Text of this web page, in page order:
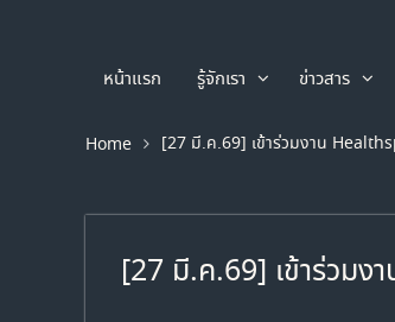
หน้าแรก รู้จักเรา ข่าวสาร
Home [27 มี.ค.69] เข้าร่วมงาน
[27 มี.ค.69] เข้าร่วม